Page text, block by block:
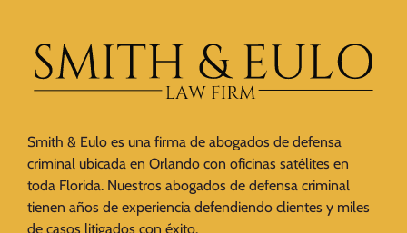
Smith & Eulo es una firma de abogados de defensa
criminal ubicada en Orlando con oficinas satélites en
toda Florida. Nuestros abogados de defensa criminal
tienen años de experiencia defendiendo clientes y miles
de casos litigados con éxito.